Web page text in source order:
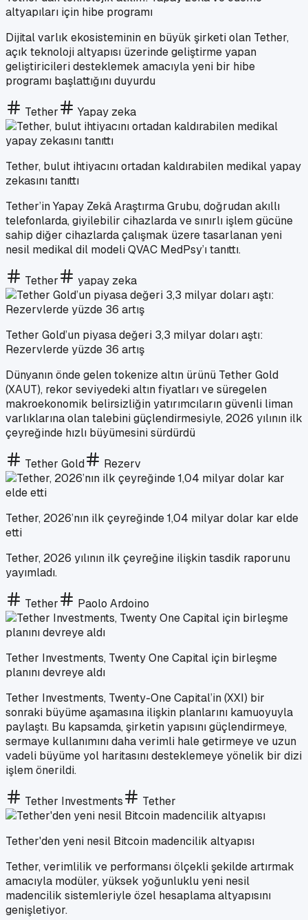
altyapıları için hibe programı
Dijital varlık ekosisteminin en büyük şirketi olan Tether,
açık teknoloji altyapısı üzerinde geliştirme yapan
geliştiricileri desteklemek amacıyla yeni bir hibe
programı başlattığını duyurdu
Tether Yapay zeka
Tether, bulut ihtiyacını ortadan kaldırabilen medikal yapay
zekasını tanıttı
Tether’in Yapay Zekâ Araştırma Grubu, doğrudan akıllı
telefonlarda, giyilebilir cihazlarda ve sınırlı işlem gücüne
sahip diğer cihazlarda çalışmak üzere tasarlanan yeni
nesil medikal dil modeli QVAC MedPsy’ı tanıttı.
Tether yapay zeka
Tether Gold’un piyasa değeri 3,3 milyar doları aştı:
Rezervlerde yüzde 36 artış
Dünyanın önde gelen tokenize altın ürünü Tether Gold
(XAUT), rekor seviyedeki altın fiyatları ve süregelen
makroekonomik belirsizliğin yatırımcıların güvenli liman
varlıklarına olan talebini güçlendirmesiyle, 2026 yılının ilk
çeyreğinde hızlı büyümesini sürdürdü
Tether Gold Rezerv
Tether, 2026’nın ilk çeyreğinde 1,04 milyar dolar kar elde
etti
Tether, 2026 yılının ilk çeyreğine ilişkin tasdik raporunu
yayımladı.
Tether Paolo Ardoino
Tether Investments, Twenty One Capital için birleşme
planını devreye aldı
Tether Investments, Twenty-One Capital’in (XXI) bir
sonraki büyüme aşamasına ilişkin planlarını kamuoyuyla
paylaştı. Bu kapsamda, şirketin yapısını güçlendirmeye,
sermaye kullanımını daha verimli hale getirmeye ve uzun
vadeli büyüme yol haritasını desteklemeye yönelik bir dizi
işlem önerildi.
Tether Investments Tether
Tether'den yeni nesil Bitcoin madencilik altyapısı
Tether, verimlilik ve performansı ölçekli şekilde artırmak
amacıyla modüler, yüksek yoğunluklu yeni nesil
madencilik sistemleriyle özel hesaplama altyapısını
genişletiyor.